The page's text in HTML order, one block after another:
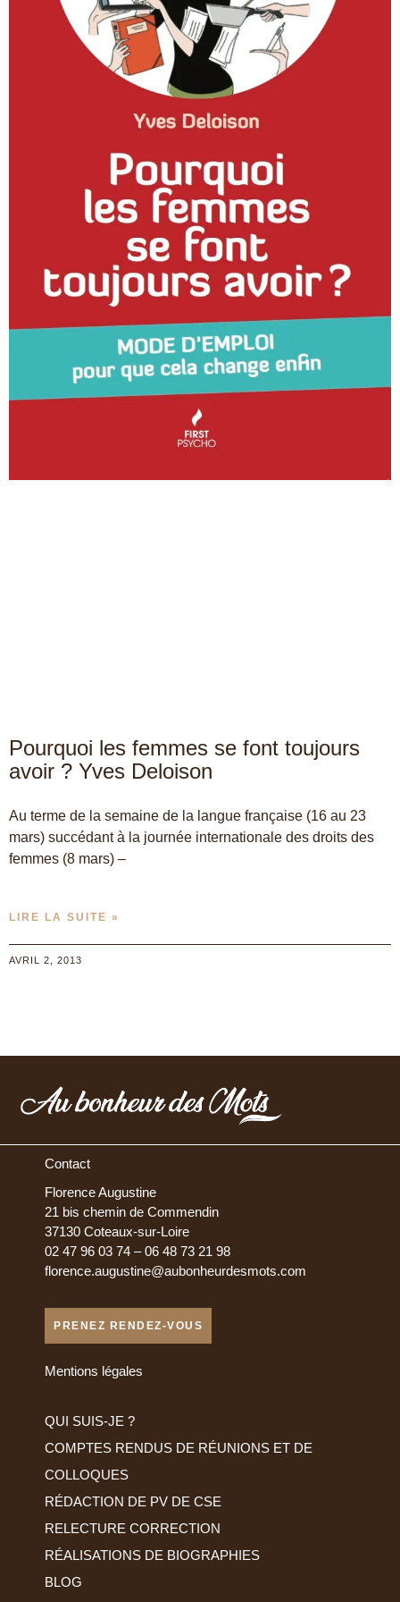
Pourquoi les femmes se font toujours
avoir ? Yves Deloison
Au terme de la semaine de la langue française (16 au 23
mars) succédant à la journée internationale des droits des
femmes (8 mars) –
LIRE LA SUITE »
AVRIL 2, 2013
Contact
Florence Augustine
21 bis chemin de Commendin
37130 Coteaux-sur-Loire
02 47 96 03 74 – 06 48 73 21 98
florence.augustine@aubonheurdesmots.com
PRENEZ RENDEZ-VOUS
Mentions légales
QUI SUIS-JE ?
COMPTES RENDUS DE RÉUNIONS ET DE
COLLOQUES
RÉDACTION DE PV DE CSE
RELECTURE CORRECTION
RÉALISATIONS DE BIOGRAPHIES
BLOG